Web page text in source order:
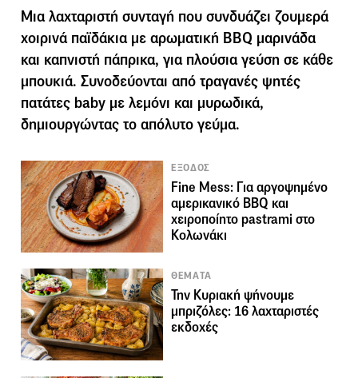
Μια λαχταριστή συνταγή που συνδυάζει ζουμερά
χοιρινά παϊδάκια με αρωματική BBQ μαρινάδα
και καπνιστή πάπρικα, για πλούσια γεύση σε κάθε
μπουκιά. Συνοδεύονται από τραγανές ψητές
πατάτες baby με λεμόνι και μυρωδικά,
δημιουργώντας το απόλυτο γεύμα.
ΕΞΟΔΟΣ
Fine Mess: Για αργοψημένο
αμερικανικό BBQ και
χειροποίητο pastrami στο
Κολωνάκι
ΘΕΜΑΤΑ
Την Κυριακή ψήνουμε
μπριζόλες: 16 λαχταριστές
εκδοχές